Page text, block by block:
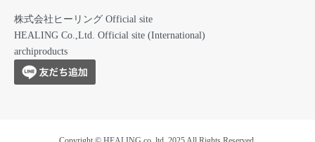
株式会社ヒーリング Official site
HEALING Co.,Ltd. Official site (International)
archiproducts